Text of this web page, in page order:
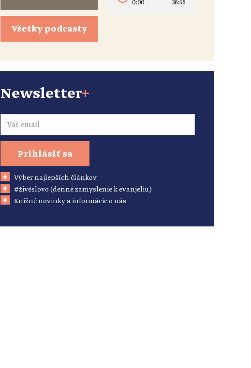
Všetky podcasty
0:00 36:56
Newsletter+
Email
Prihlásiť sa
Výber najlepších článkov
#živéslovo (denné zamyslenie k evanjeliu)
Knižné novinky a informácie o nás